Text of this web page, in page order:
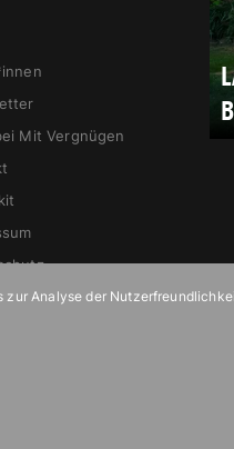
Mit Vergnügen
Analyse der